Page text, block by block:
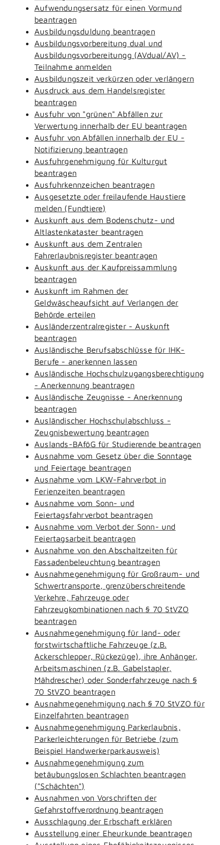
Aufwendungsersatz für einen Vormund
beantragen
Ausbildungsduldung beantragen
Ausbildungsvorbereitung dual und
Ausbildungsvorbereitungg (AVdual/AV) -
Teilnahme anmelden
Ausbildungszeit verkürzen oder verlängern
Ausdruck aus dem Handelsregister
beantragen
Ausfuhr von "grünen" Abfällen zur
Verwertung innerhalb der EU beantragen
Ausfuhr von Abfällen innerhalb der EU -
Notifizierung beantragen
Ausfuhrgenehmigung für Kulturgut
beantragen
Ausfuhrkennzeichen beantragen
Ausgesetzte oder freilaufende Haustiere
melden (Fundtiere)
Auskunft aus dem Bodenschutz- und
Altlastenkataster beantragen
Auskunft aus dem Zentralen
Fahrerlaubnisregister beantragen
Auskunft aus der Kaufpreissammlung
beantragen
Auskunft im Rahmen der
Geldwäscheaufsicht auf Verlangen der
Behörde erteilen
Ausländerzentralregister - Auskunft
beantragen
Ausländische Berufsabschlüsse für IHK-
Berufe - anerkennen lassen
Ausländische Hochschulzugangsberechtigung
- Anerkennung beantragen
Ausländische Zeugnisse - Anerkennung
beantragen
Ausländischer Hochschulabschluss -
Zeugnisbewertung beantragen
Auslands-BAföG für Studierende beantragen
Ausnahme vom Gesetz über die Sonntage
und Feiertage beantragen
Ausnahme vom LKW-Fahrverbot in
Ferienzeiten beantragen
Ausnahme vom Sonn- und
Feiertagsfahrverbot beantragen
Ausnahme vom Verbot der Sonn- und
Feiertagsarbeit beantragen
Ausnahme von den Abschaltzeiten für
Fassadenbeleuchtung beantragen
Ausnahmegenehmigung für Großraum- und
Schwertransporte, grenzüberschreitende
Verkehre, Fahrzeuge oder
Fahrzeugkombinationen nach § 70 StVZO
beantragen
Ausnahmegenehmigung für land- oder
forstwirtschaftliche Fahrzeuge (z.B.
Ackerschlepper, Rückezüge), ihre Anhänger,
Arbeitsmaschinen (z.B. Gabelstapler,
Mähdrescher) oder Sonderfahrzeuge nach §
70 StVZO beantragen
Ausnahmegenehmigung nach § 70 StVZO für
Einzelfahrten beantragen
Ausnahmegenehmigung Parkerlaubnis,
Parkerleichterungen für Betriebe (zum
Beispiel Handwerkerparkausweis)
Ausnahmegenehmigung zum
betäubungslosen Schlachten beantragen
("Schächten")
Ausnahmen von Vorschriften der
Gefahrstoffverordnung beantragen
Ausschlagung der Erbschaft erklären
Ausstellung einer Eheurkunde beantragen